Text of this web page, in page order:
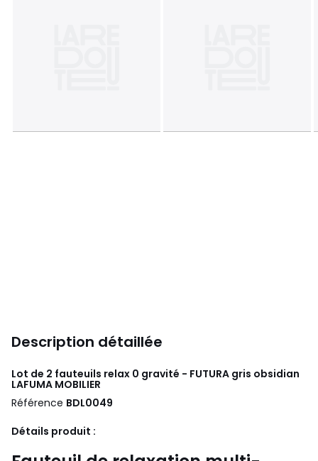
Description détaillée
Lot de 2 fauteuils relax 0 gravité - FUTURA gris obsidian
LAFUMA MOBILIER
Référence BDL0049
Détails produit :